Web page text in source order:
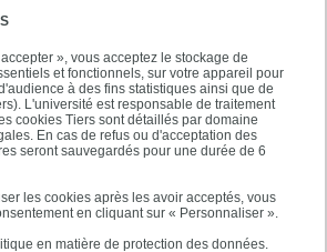
», vous acceptez le stockage de
et fonctionnels, sur votre appareil pour
à des fins statistiques ainsi que de
L'université est responsable de traitement
cookies Tiers sont détaillés par domaine
En cas de refus ou d'acceptation des
seront sauvegardés pour une durée de 6
les cookies après les avoir acceptés, vous
en cliquant sur « Personnaliser ».
en matière de protection des données.